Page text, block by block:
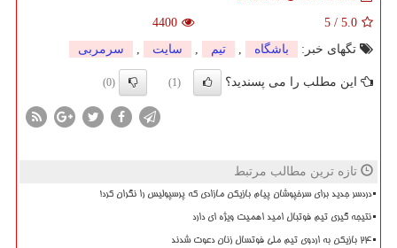
5.0
/
5
4400
تگهای خبر:
باشگاه , تیم , سایت , سرمربی
این مطلب را می پسندید؟ (1)
(0)
تازه ترین مطالب مرتبط
دردسر جدید برای سرخپوشان پیام بازیکن مازادی که پرسپولیس را نگران کرد!
نتیجه گیری تیم فوتبال امید اهمیت ویژه ای دارد
۲۴ بازیکن به اردوی تیم ملی فوتسال زنان دعوت شدند